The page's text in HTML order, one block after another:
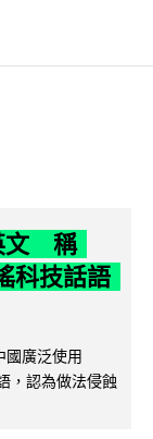
文 稱
科技話語
國廣泛使用
，認為做法侵蝕